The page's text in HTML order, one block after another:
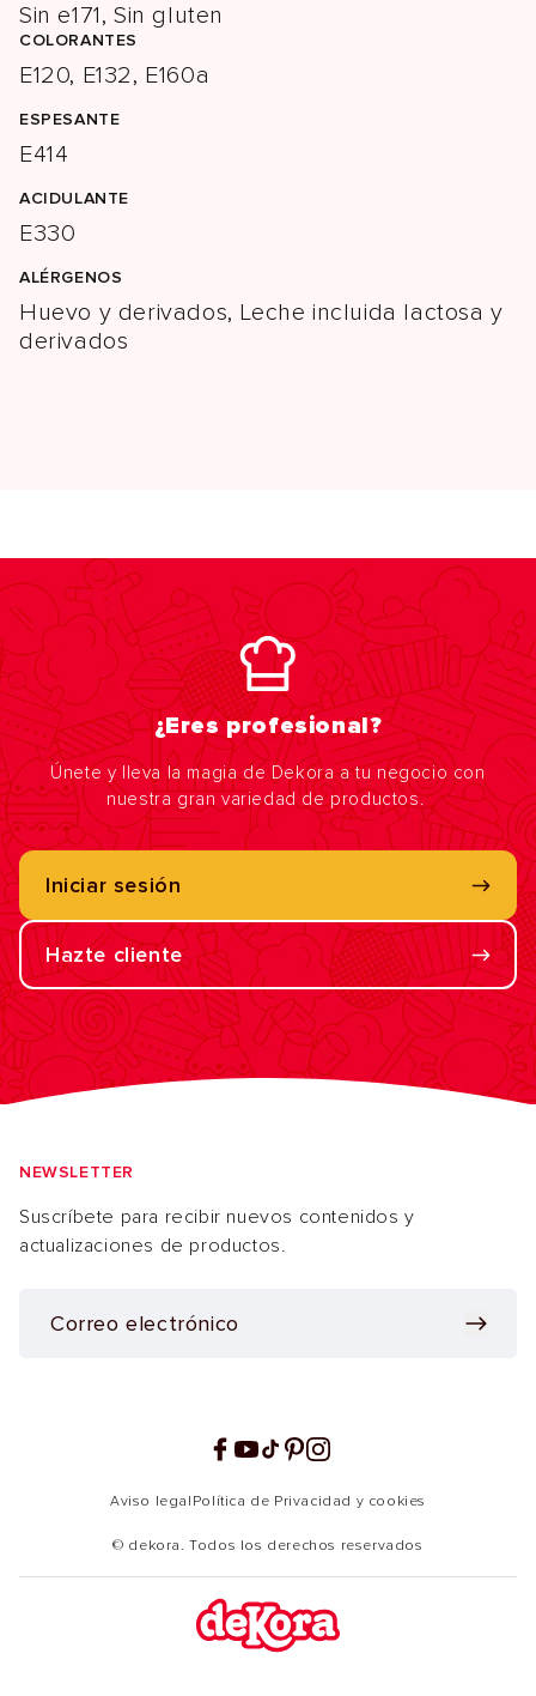
Sin e171, Sin gluten
COLORANTES
E120, E132, E160a
ESPESANTE
E414
ACIDULANTE
E330
ALÉRGENOS
Huevo y derivados, Leche incluida lactosa y
derivados
¿Eres profesional?
Únete y lleva la magia de Dekora a tu negocio con
nuestra gran variedad de productos.
Iniciar sesión
Hazte cliente
NEWSLETTER
Suscríbete para recibir nuevos contenidos y
actualizaciones de productos.
© dekora. Todos los derechos reservados
Facebook
YouTube
TikTokPinterest
Instagram
Aviso legal Política de Privacidad y cookies